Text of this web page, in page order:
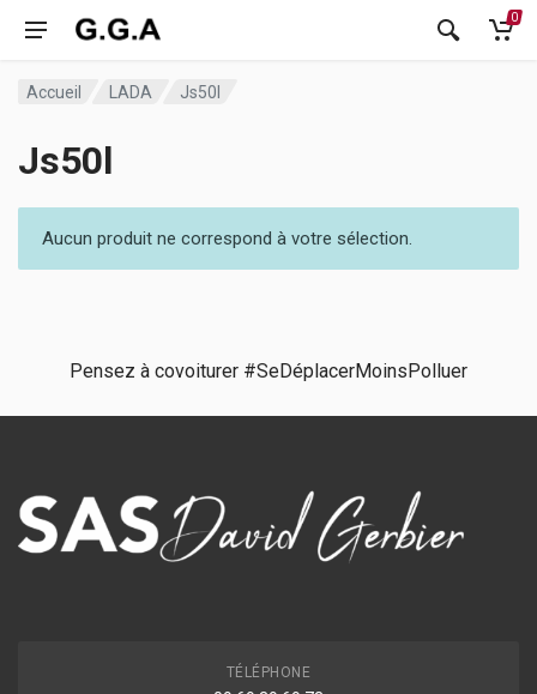
0
Accueil LADA Js50l
Js50l
Aucun produit ne correspond à votre sélection.
Pensez à covoiturer #SeDéplacerMoinsPolluer
TÉLÉPHONE